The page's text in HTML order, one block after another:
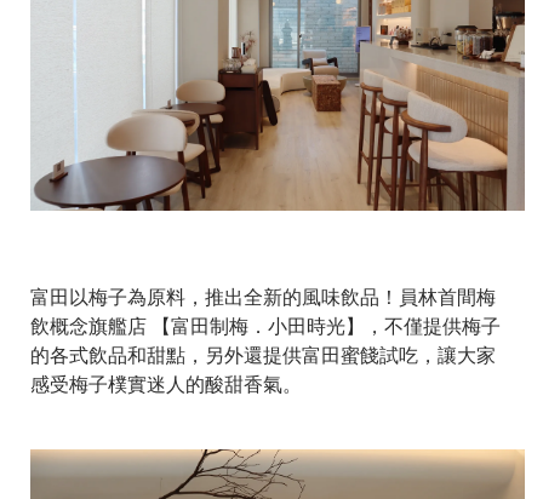
富田以梅子為原料，推出全新的風味飲品！員林首間梅
飲概念旗艦店 【富田制梅．小田時光】，不僅提供梅子
的各式飲品和甜點，另外還提供富田蜜餞試吃，讓大家
感受梅子樸實迷人的酸甜香氣。